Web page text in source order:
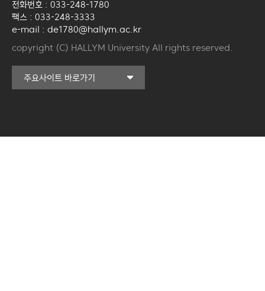
전화번호 : 033-248-1780
팩스 : 033-248-3333
e-mail : de1780@hallym.ac.kr
copyright (C) HALLYM University All rights reserved.
주요사이트 바로가기
커뮤니티교육원
국제학생증신청